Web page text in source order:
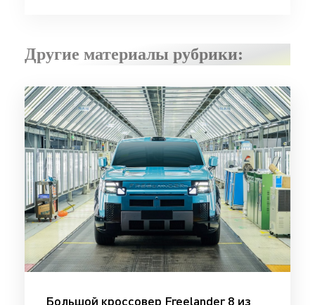
Другие материалы рубрики:
Большой кроссовер Freelander 8 из